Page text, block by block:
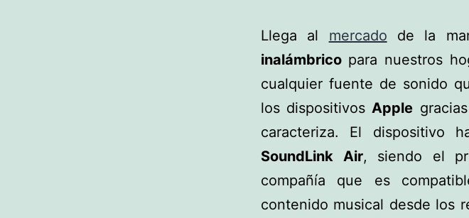
Llega al mercado de la
inalámbrico para nuestros
cualquier fuente de sonido
los dispositivosApple
caracteriza. El dispositivo
SoundLink Air, siendo el
compañía que es
contenido musical desde los